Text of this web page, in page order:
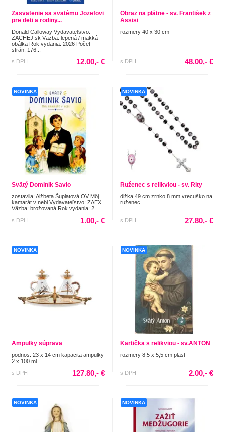
Zasvätenie sa svätému Jozefovi
pre deti a rodiny...
Donald Calloway Vydavateľstvo:
ZACHEJ.sk Väzba: lepená / mäkká
obálka Rok vydania: 2026 Počet
strán: 176...
s DPH
12.00,- €
Obraz na plátne - sv. František z
Assisi
rozmery 40 x 30 cm
s DPH 48.00,- €
NOVINKA
Svätý Dominik Savio
zostavila: Alžbeta Šuplatová OV Môj
kamarát v nebi Vydavateľstvo: ZAEX
Väzba: brožovaná Rok vydania: 2...
s DPH
1.00,- €
NOVINKA
Ruženec s relikviou - sv. Rity
dlžka 49 cm zrnko 8 mm vrecuško na
ruženec
s DPH 27.80,- €
NOVINKA
Ampulky súprava
podnos: 23 x 14 cm kapacita ampulky
2 x 100 ml
s DPH
127.80,- €
NOVINKA
Kartička s relikviou - sv.ANTON
rozmery 8,5 x 5,5 cm plast
s DPH 2.00,- €
NOVINKA NOVINKA